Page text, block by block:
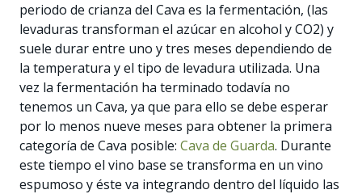
periodo de crianza del Cava es la fermentación, (las
levaduras transforman el azúcar en alcohol y CO2) y
suele durar entre uno y tres meses dependiendo de
la temperatura y el tipo de levadura utilizada. Una
vez la fermentación ha terminado todavía no
tenemos un Cava, ya que para ello se debe esperar
por lo menos nueve meses para obtener la primera
categoría de Cava posible: Cava de Guarda. Durante
este tiempo el vino base se transforma en un vino
espumoso y éste va integrando dentro del líquido las